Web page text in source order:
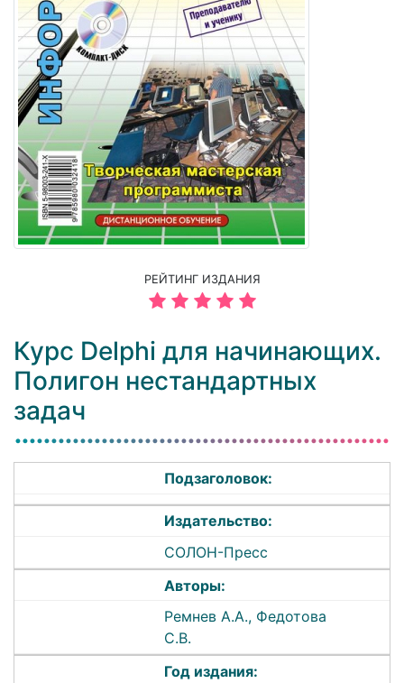
РЕЙТИНГ ИЗДАНИЯ
Курс Delphi для начинающих.
Полигон нестандартных
задач
Подзаголовок:
Издательство:
СОЛОН-Пресс
Авторы:
Ремнев А.А., Федотова
С.В.
Год издания: